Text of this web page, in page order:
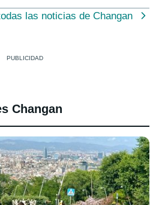
las noticias de Changan
Changan